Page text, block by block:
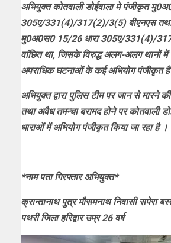
अभियुक्त कोतवाली डोईवाला मे पंजीकृत
305ए/331(4)/317(2)/3(5) बीएनएस तथा
मु0अ0स0 15/26 धारा 305ए/331(4)/
वांछित था, जिसके विरुद्ध अलग-अलग थानों में
अपराधिक घटनाओं के कई अभियोग पंजीकृत
अभियुक्त द्वारा पुलिस टीम पर जान से मारने
तथा अवैध तमन्चा बरामद होने पर कोतवाली
धाराओं में अभियोग पंजीकृत किया जा रहा है ।
*नाम पता गिरफ्तार अभियुक्त*
क्रान्तानाथ पुत्र मौसमनाथ निवासी सपेरा
पथरी जिला हरिद्वार उम्र 26 वर्ष